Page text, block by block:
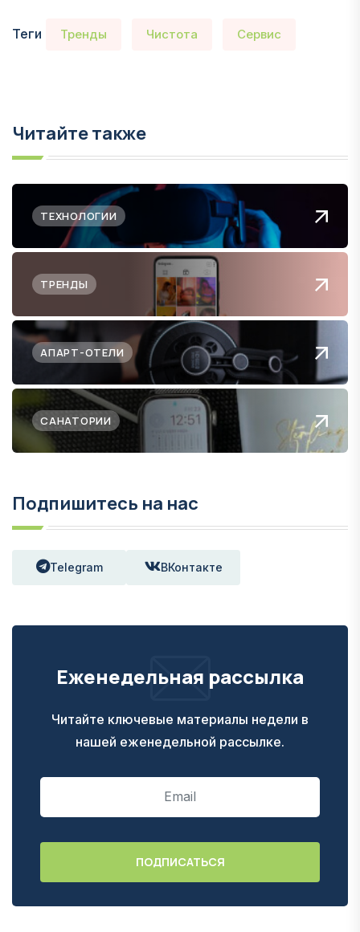
Теги Тренды Чистота Сервис
Читайте также
ТЕХНОЛОГИИ
ТРЕНДЫ
АПАРТ-ОТЕЛИ
САНАТОРИИ
Подпишитесь на нас
Telegram ВКонтакте
Еженедельная рассылка
Читайте ключевые материалы недели в
нашей еженедельной рассылке.